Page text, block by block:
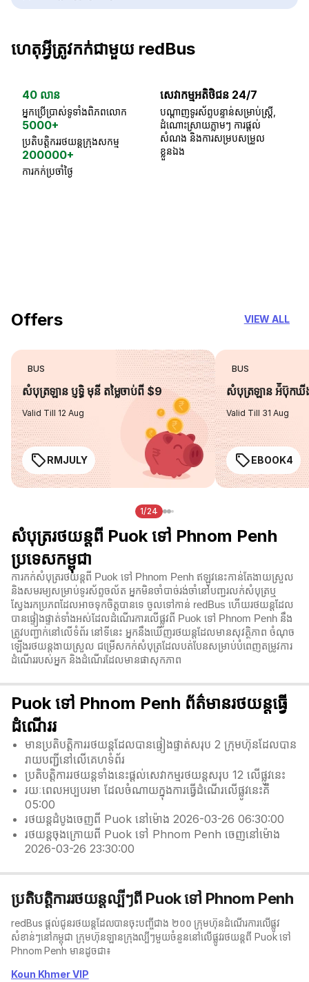
ហេតុអ្វីត្រូវកក់ជាមួយ redBus
40 លាន
អ្នកប្រើប្រាស់ទូទាំងពិភពលោក
5000+
ប្រតិបត្តិកររថយន្តក្រុងសកម្ម
200000+
ការកក់ប្រចាំថ្ងៃ
សេវាកម្មអតិថិជន 24/7
បណ្តាញទូរស័ព្ទបន្ទាន់សម្រាប់ស្ត្រី,
ដំណោះស្រាយភ្លាមៗ ការផ្តល់
សំណង និងការសម្របសម្រួល
ខ្លួនឯង
Offers VIEW ALL
BUS
សំបុត្រឡាន ប្ញទ្ធិ មុនី តម្លៃចាប់ពី $9
Valid Till 12 Aug
RMJULY
BUS
សំបុត្រឡាន អ៉ីប៊ុកឃី
Valid Till 31 Aug
EBOOK4
1/24
សំបុត្ររថយន្តពី Puok ទៅ Phnom Penh
ប្រទេសកម្ពុជា
ការកក់សំបុត្ររថយន្តពី Puok ទៅ Phnom Penh ឥឡូវនេះកាន់តែងាយស្រួល
និងសមរម្យសម្រាប់ទូរស័ព្ទចល័ត អ្នកមិនចាំបាច់រង់ចាំនៅបញ្ជរលក់សំបុត្រឬ
ស្វែងរកប្រភពដែលអាចទុកចិត្តបានទេ ចូលទៅកាន់ redBus ហើយរថយន្តដែល
បានផ្ទៀងផ្ទាត់ទាំងអស់ដែលដំណើរការលើផ្លូវពី Puok ទៅ Phnom Penh នឹង
ត្រូវបញ្ជាក់នៅលើទំព័រ នៅទីនេះ អ្នកនឹងឃើញរថយន្តដែលមានសុវត្ថិភាព ចំណុច
ឡើងរថយន្តងាយស្រួល ជម្រើសកក់សំបុត្រដែលបត់បែនសម្រាប់បំពេញតម្រូវការ
ដំណើររបស់អ្នក និងដំណើរដែលមានផាសុកភាព
Puok ទៅ Phnom Penh ព័ត៌មានរថយន្តធ្វើ
ដំណើររ
មានប្រតិបត្តិការរថយន្តដែលបានផ្ទៀងផ្ទាត់សរុប 2 ក្រុមហ៊ុនដែលបាន
រាយបញ្ជីនៅលើគេហទំព័រ
ប្រតិបត្តិការរថយន្តទាំងនេះផ្តល់សេវាកម្មរថយន្តសរុប 12 លើផ្លូវនេះ
រយៈពេលអប្បបរមា ដែលចំណាយក្នុងការធ្វើដំណើរលើផ្លូវនេះគឺ
05:00
រថយន្តដំបូងចេញពី Puok នៅម៉ោង 2026-03-26 06:30:00
រថយន្តចុងក្រោយពី Puok ទៅ Phnom Penh ចេញនៅម៉ោង
2026-03-26 23:30:00
ប្រតិបត្តិការរថយន្តល្បីៗពី Puok ទៅ Phnom Penh
redBus ផ្តល់ជូនរថយន្តដែលបានចុះបញ្ចីជាង ២០០ ក្រុមហ៊ុនដំណើរការលើផ្លូវ
សំខាន់ៗនៅកម្ពុជា ក្រុមហ៊ុនឡានក្រុង​ល្បីៗមួយចំនួននៅលើផ្លូវរថយន្តពី Puok ទៅ
Phnom Penh មានដូចជា៖
Koun Khmer VIP